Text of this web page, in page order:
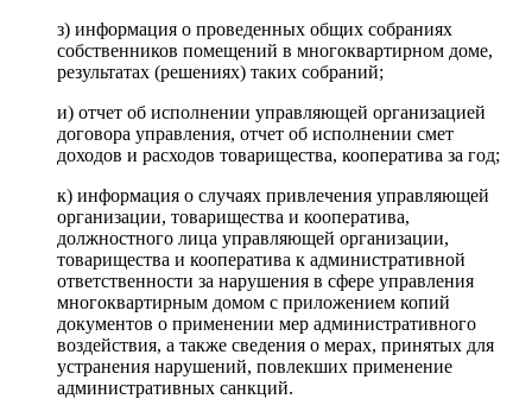
з) информация о проведенных общих собраниях
собственников помещений в многоквартирном доме,
результатах (решениях) таких собраний;
и) отчет об исполнении управляющей организацией
договора управления, отчет об исполнении смет
доходов и расходов товарищества, кооператива за год;
к) информация о случаях привлечения управляющей
организации, товарищества и кооператива,
должностного лица управляющей организации,
товарищества и кооператива к административной
ответственности за нарушения в сфере управления
многоквартирным домом с приложением копий
документов о применении мер административного
воздействия, а также сведения о мерах, принятых для
устранения нарушений, повлекших применение
административных санкций.